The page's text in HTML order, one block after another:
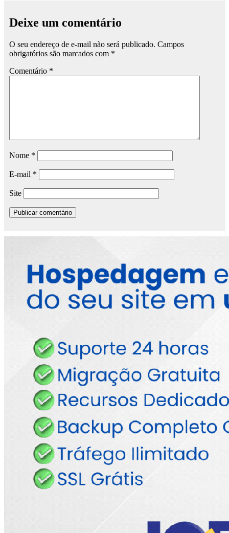
Deixe um comentário
O seu endereço de e-mail não será publicado. Campos
obrigatórios são marcados com *
Comentário *
Nome *
E-mail *
Site